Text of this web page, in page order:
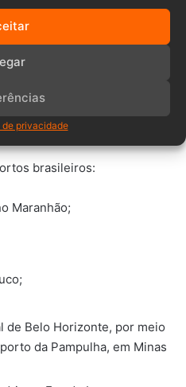
privacidade
em número de aeroportos no
Kong
brasileiros:
Maranhão;
de Belo Horizonte, por meio
da Pampulha, em Minas